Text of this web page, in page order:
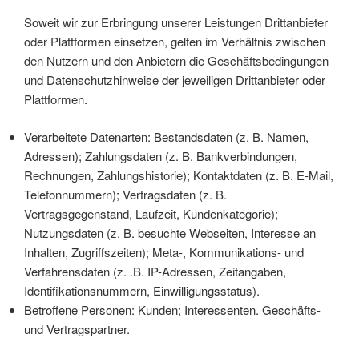
Soweit wir zur Erbringung unserer Leistungen Drittanbieter
oder Plattformen einsetzen, gelten im Verhältnis zwischen
den Nutzern und den Anbietern die Geschäftsbedingungen
und Datenschutzhinweise der jeweiligen Drittanbieter oder
Plattformen.
Verarbeitete Datenarten: Bestandsdaten (z. B. Namen,
Adressen); Zahlungsdaten (z. B. Bankverbindungen,
Rechnungen, Zahlungshistorie); Kontaktdaten (z. B. E-Mail,
Telefonnummern); Vertragsdaten (z. B.
Vertragsgegenstand, Laufzeit, Kundenkategorie);
Nutzungsdaten (z. B. besuchte Webseiten, Interesse an
Inhalten, Zugriffszeiten); Meta-, Kommunikations- und
Verfahrensdaten (z. .B. IP-Adressen, Zeitangaben,
Identifikationsnummern, Einwilligungsstatus).
Betroffene Personen: Kunden; Interessenten. Geschäfts-
und Vertragspartner.